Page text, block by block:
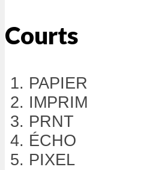
Courts
PAPIER
IMPRIM
PRNT
ÉCHO
PIXEL